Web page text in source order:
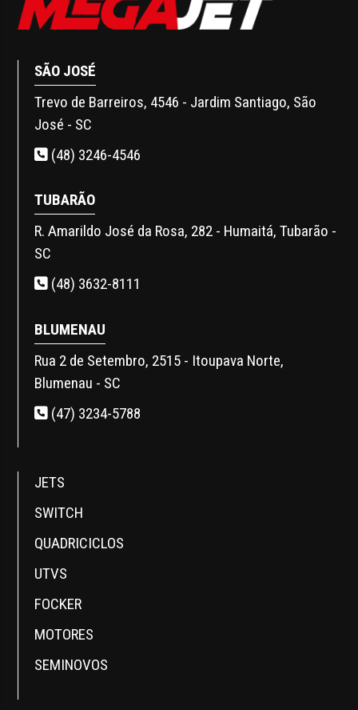
SÃO JOSÉ
Trevo de Barreiros, 4546 - Jardim Santiago, São
José - SC
(48) 3246-4546
TUBARÃO
R. Amarildo José da Rosa, 282 - Humaitá, Tubarão -
SC
(48) 3632-8111
BLUMENAU
Rua 2 de Setembro, 2515 - Itoupava Norte,
Blumenau - SC
(47) 3234-5788
JETS
SWITCH
QUADRICICLOS
UTVS
FOCKER
MOTORES
SEMINOVOS